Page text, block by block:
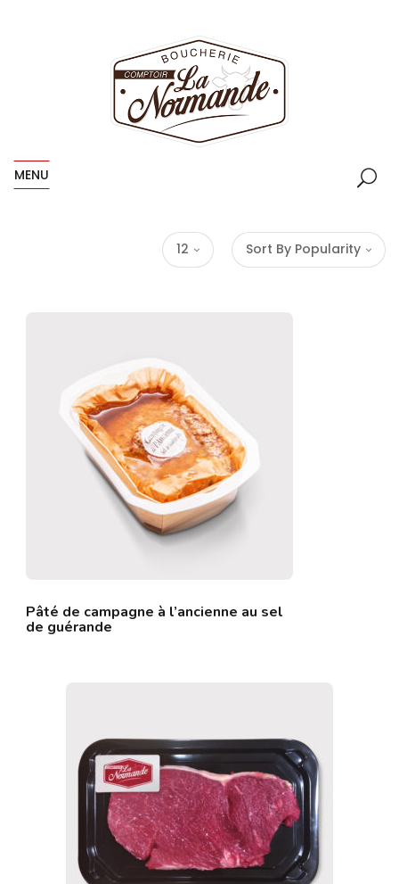
MENU
Sort By Popularity
12
Pâté de campagne à l’ancienne au sel
de guérande